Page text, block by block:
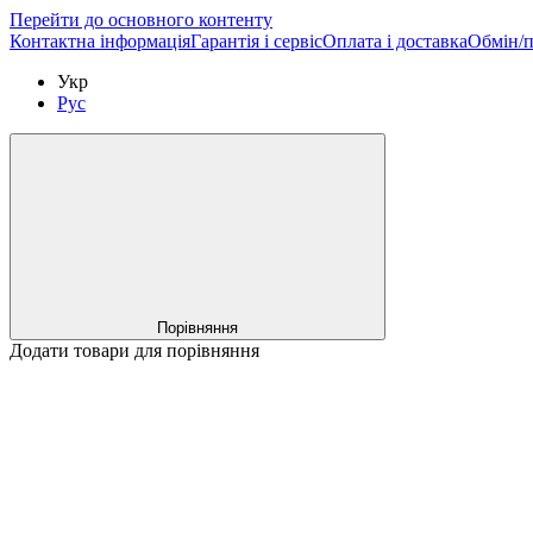
Перейти до основного контенту
Контактна інформаціяГарантія і сервісОплата і доставкаОбмін/
Укр
Рус
Порівняння
Додати товари для порівняння